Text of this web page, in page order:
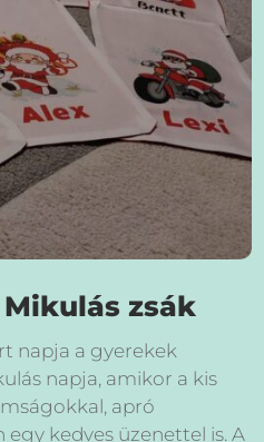
zsák
napja a gyerekek
napja, amikor a kis
apró
kedves üzenettel is. A